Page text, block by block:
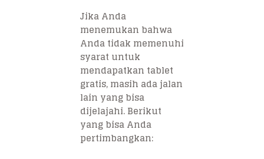
Jika Anda
menemukan bahwa
Anda tidak memenuhi
syarat untuk
mendapatkan tablet
gratis, masih ada jalan
lain yang bisa
dijelajahi. Berikut
yang bisa Anda
pertimbangkan: